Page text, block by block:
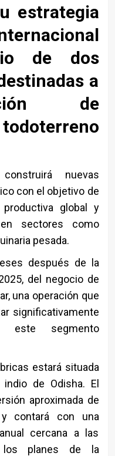
estrategia
de dos
a
de
nuevas
con el objetivo de
global y
sectores como
pesada.
después de la
del negocio de
una operación que
significativamente
este segmento
estará situada
de Odisha. El
aproximada de
contará con una
cercana a las
los planes de la